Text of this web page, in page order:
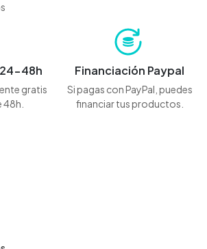
48h
gratis
48h.
Financiación Paypal
Si pagas con PayPal, puedes
financiar tus productos.